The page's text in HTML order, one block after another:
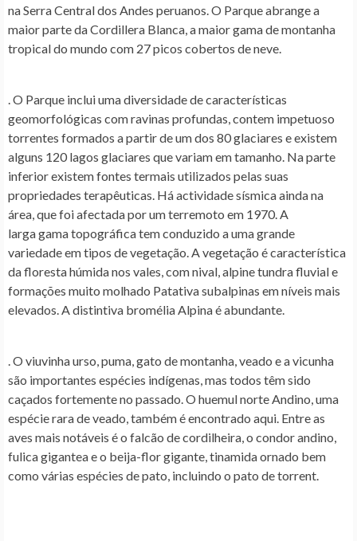
na Serra Central dos Andes peruanos. O Parque abrange a
maior parte da Cordillera Blanca, a maior gama de montanha
tropical do mundo com 27 picos cobertos de neve.
. O Parque inclui uma diversidade de características
geomorfológicas com ravinas profundas, contem impetuoso
torrentes formados a partir de um dos 80 glaciares e existem
alguns 120 lagos glaciares que variam em tamanho. Na parte
inferior existem fontes termais utilizados pelas suas
propriedades terapêuticas. Há actividade sísmica ainda na
área, que foi afectada por um terremoto em 1970. A
larga gama topográfica tem conduzido a uma grande
variedade em tipos de vegetação. A vegetação é característica
da floresta húmida nos vales, com nival, alpine tundra fluvial e
formações muito molhado Patativa subalpinas em níveis mais
elevados. A distintiva bromélia Alpina é abundante.
. O viuvinha urso, puma, gato de montanha, veado e a vicunha
são importantes espécies indígenas, mas todos têm sido
caçados fortemente no passado. O huemul norte Andino, uma
espécie rara de veado, também é encontrado aqui. Entre as
aves mais notáveis é o falcão de cordilheira, o condor andino,
fulica gigantea e o beija-flor gigante, tinamida ornado bem
como várias espécies de pato, incluindo o pato de torrent.